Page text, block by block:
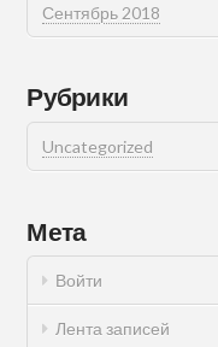
Сентябрь 2018
Рубрики
Uncategorized
Мета
Войти
Лента записей